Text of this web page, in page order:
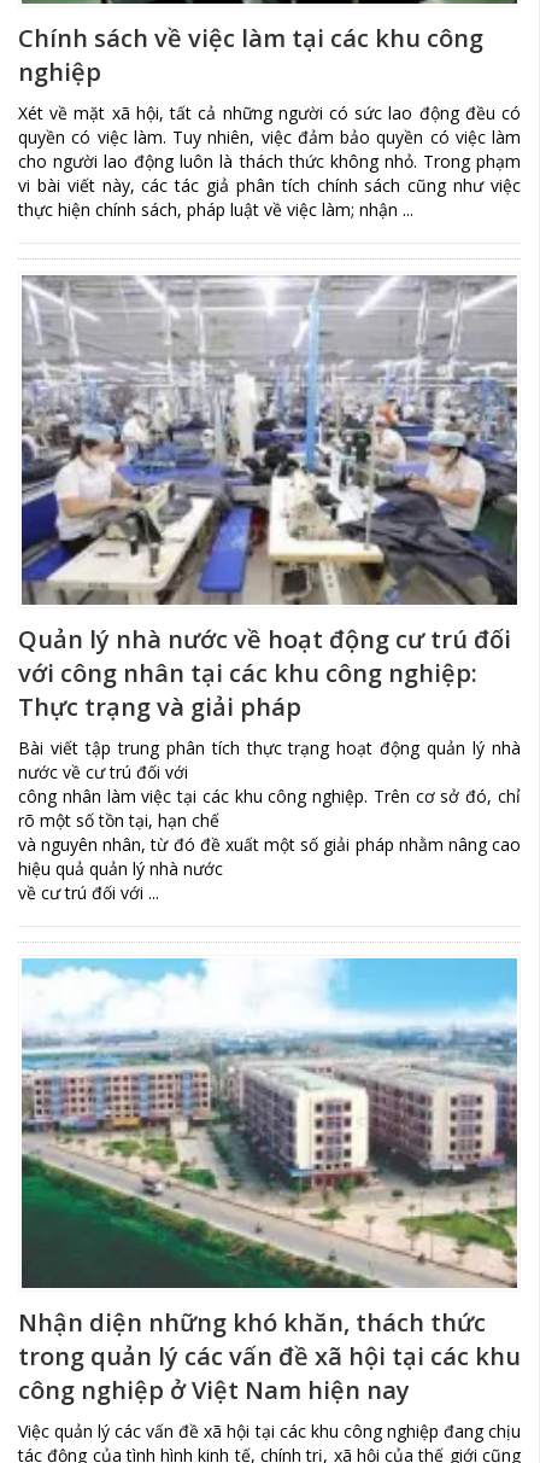
Chính sách về việc làm tại các khu công
nghiệp
Xét về mặt xã hội, tất cả những người có sức lao động đều có
quyền có việc làm. Tuy nhiên, việc đảm bảo quyền có việc làm
cho người lao động luôn là thách thức không nhỏ. Trong phạm
vi bài viết này, các tác giả phân tích chính sách cũng như việc
thực hiện chính sách, pháp luật về việc làm; nhận ...
Quản lý nhà nước về hoạt động cư trú đối
với công nhân tại các khu công nghiệp:
Thực trạng và giải pháp
Bài viết tập trung phân tích thực trạng hoạt động quản lý nhà
nước về cư trú đối với
công nhân làm việc tại các khu công nghiệp. Trên cơ sở đó, chỉ
rõ một số tồn tại, hạn chế
và nguyên nhân, từ đó đề xuất một số giải pháp nhằm nâng cao
hiệu quả quản lý nhà nước
về cư trú đối với ...
Nhận diện những khó khăn, thách thức
trong quản lý các vấn đề xã hội tại các khu
công nghiệp ở Việt Nam hiện nay
Việc quản lý các vấn đề xã hội tại các khu công nghiệp đang chịu
tác động của tình hình kinh tế, chính trị, xã hội của thế giới cũng